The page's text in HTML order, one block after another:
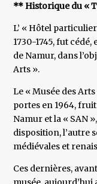
** Historique du «
L’ « Hôtel
1730-1745, fut
de Namur, dans
Arts ».
Le « Musée des
portes en 1964,
Namur et la « SAN
disposition, l’autre
médiévales et
Ces dernières,